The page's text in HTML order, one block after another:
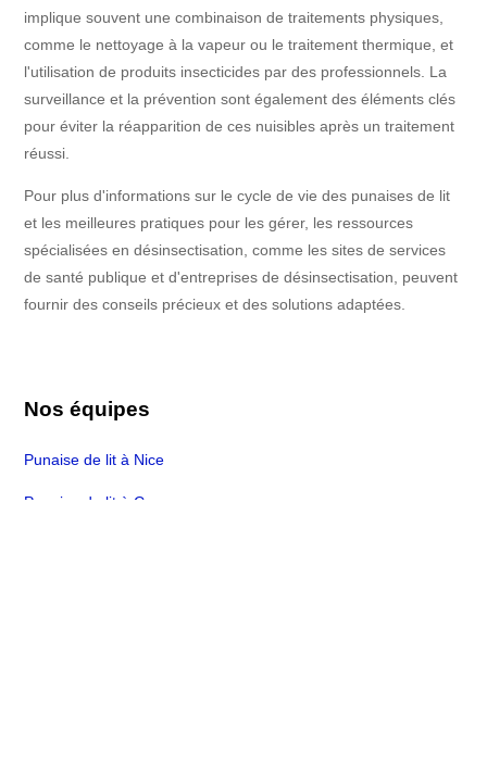
implique souvent une combinaison de traitements physiques,
comme le nettoyage à la vapeur ou le traitement thermique, et
l'utilisation de produits insecticides par des professionnels. La
surveillance et la prévention sont également des éléments clés
pour éviter la réapparition de ces nuisibles après un traitement
réussi.
Pour plus d'informations sur le cycle de vie des punaises de lit
et les meilleures pratiques pour les gérer, les ressources
spécialisées en désinsectisation, comme les sites de services
de santé publique et d'entreprises de désinsectisation, peuvent
fournir des conseils précieux et des solutions adaptées.
Nos équipes
Punaise de lit à Nice
Punaise de lit à Cannes